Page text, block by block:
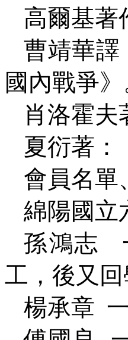
高爾基著
曹靖華譯
國內戰爭》
肖洛霍夫
夏衍著：
會員名單
綿陽國立
孫鴻志
工，後又
楊承章